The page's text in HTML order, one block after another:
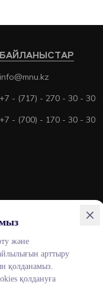
БАЙЛАНЫСТАР
info@mnu.kz
+7 - (717) - 270 - 30 - 30
+7 - (700) - 170 - 30 - 30
және
арттыру
қолданамыз.
қолдануға